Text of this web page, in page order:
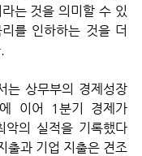
는 것을 의미할 수 있
를 인하하는 것을 더
이어 1분기 경제가
의 실적을 기록했다
출과 기업 지출은 견조